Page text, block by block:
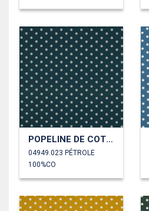
POPELINE DE COTON POINTS
04949.023 PÉTROLE
100%CO